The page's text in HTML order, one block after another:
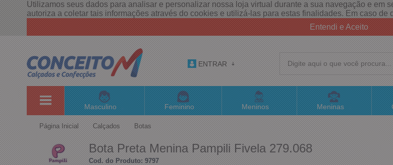
Utilizamos seus dados para analisar e personalizar nossa loja virtual durante a sua navegação e em
autoriza a coletar tais informações através do cookies e utilizá-las para estas finalidades. Em caso
Entendi e Aceito
ENTRAR
Masculino Feminino Meninos Meninas
Página Inicial Calçados Botas
Bota Preta Menina Pampili Fivela 279.068
Cod. do Produto: 9797